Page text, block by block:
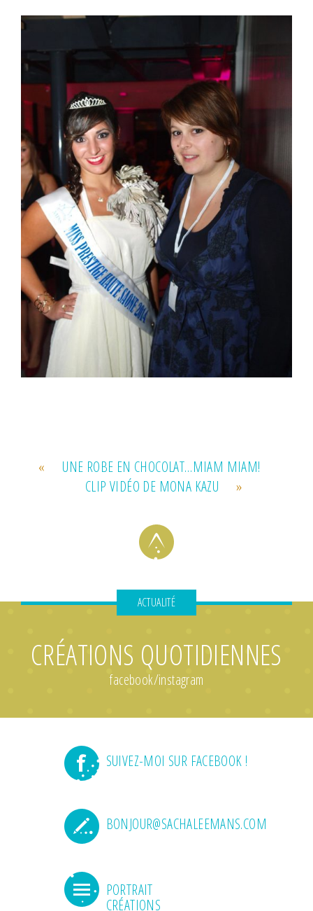
«
UNE ROBE EN CHOCOLAT…MIAM MIAM!
CLIP VIDÉO DE MONA KAZU
»
ACTUALITÉ
CRÉATIONS QUOTIDIENNES
facebook/instagram
SUIVEZ-MOI SUR FACEBOOK !
BONJOUR@SACHALEEMANS.COM
PORTRAIT
CRÉATIONS